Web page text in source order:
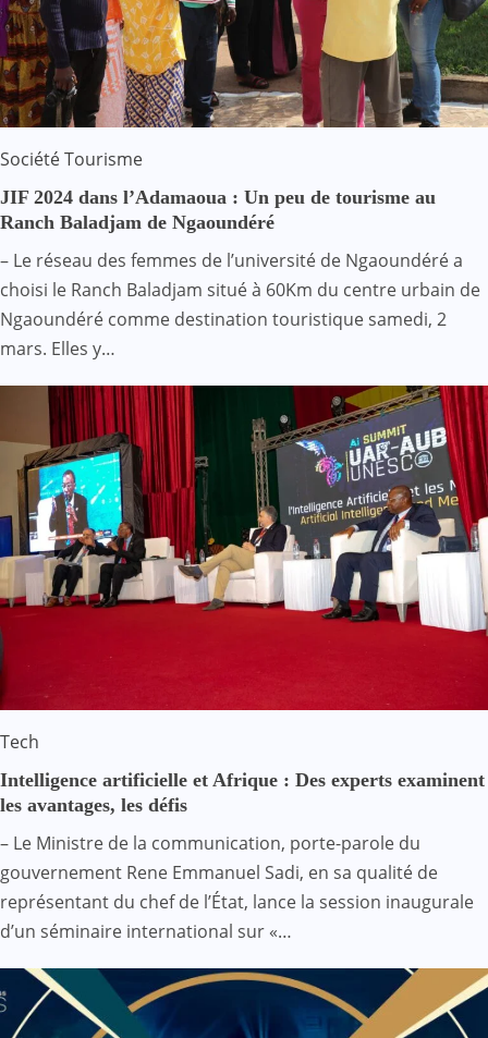
SociétéTourisme
JIF 2024 dans l’Adamaoua : Un peu de tourisme au
Ranch Baladjam de Ngaoundéré
– Le réseau des femmes de l’université de Ngaoundéré a
choisi le Ranch Baladjam situé à 60Km du centre urbain de
Ngaoundéré comme destination touristique samedi, 2
mars. Elles y…
Tech
Intelligence artificielle et Afrique : Des experts examinent
les avantages, les défis
– Le Ministre de la communication, porte-parole du
gouvernement Rene Emmanuel Sadi, en sa qualité de
représentant du chef de l’État, lance la session inaugurale
d’un séminaire international sur «…